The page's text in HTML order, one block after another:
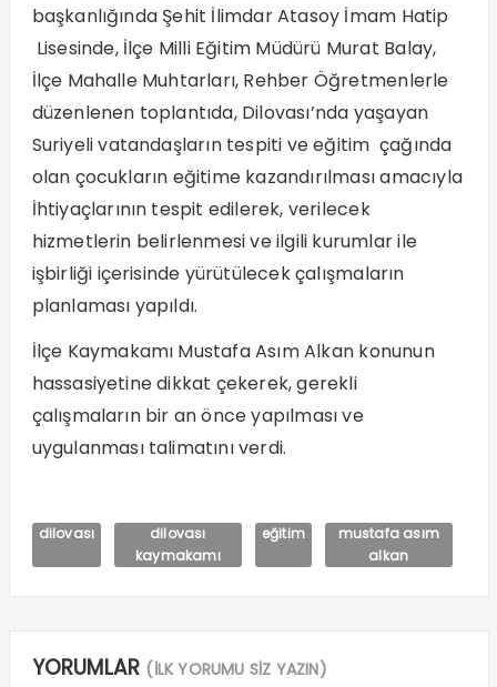
başkanlığında Şehit İlimdar Atasoy İmam Hatip
Lisesinde, İlçe Milli Eğitim Müdürü Murat Balay,
İlçe Mahalle Muhtarları, Rehber Öğretmenlerle
düzenlenen toplantıda, Dilovası’nda yaşayan
Suriyeli vatandaşların tespiti ve eğitim çağında
olan çocukların eğitime kazandırılması amacıyla
İhtiyaçlarının tespit edilerek, verilecek
hizmetlerin belirlenmesi ve ilgili kurumlar ile
işbirliği içerisinde yürütülecek çalışmaların
planlaması yapıldı.
İlçe Kaymakamı Mustafa Asım Alkan konunun
hassasiyetine dikkat çekerek, gerekli
çalışmaların bir an önce yapılması ve
uygulanması talimatını verdi.
dilovası
dilovası
kaymakamı
eğitim
mustafa asım
alkan
YORUMLAR (İLK YORUMU SİZ YAZIN)